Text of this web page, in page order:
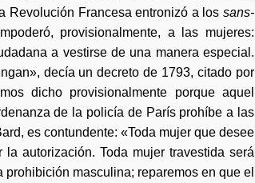
Revolución Francesa entronizó a los sans-
provisionalmente, a las mujeres:
a vestirse de una manera especial.
decía un decreto de 1793, citado por
dicho provisionalmente porque aquel
de la policía de París prohíbe a las
es contundente: «Toda mujer que desee
autorización. Toda mujer travestida será
masculina; reparemos en que el